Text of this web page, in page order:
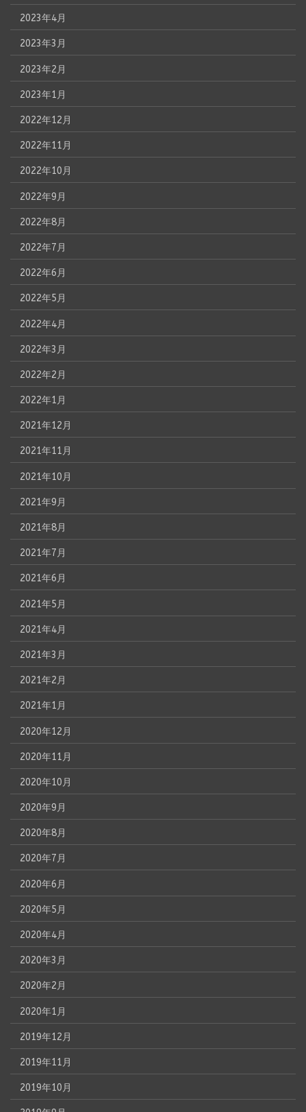
2023年4月
2023年3月
2023年2月
2023年1月
2022年12月
2022年11月
2022年10月
2022年9月
2022年8月
2022年7月
2022年6月
2022年5月
2022年4月
2022年3月
2022年2月
2022年1月
2021年12月
2021年11月
2021年10月
2021年9月
2021年8月
2021年7月
2021年6月
2021年5月
2021年4月
2021年3月
2021年2月
2021年1月
2020年12月
2020年11月
2020年10月
2020年9月
2020年8月
2020年7月
2020年6月
2020年5月
2020年4月
2020年3月
2020年2月
2020年1月
2019年12月
2019年11月
2019年10月